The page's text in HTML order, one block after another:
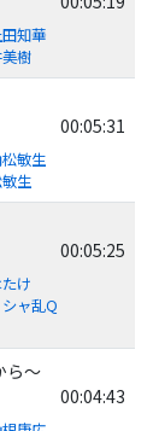
知華
樹
00:05:31
敏生
生
00:05:25
け
シャ乱Q
ら～
00:04:43